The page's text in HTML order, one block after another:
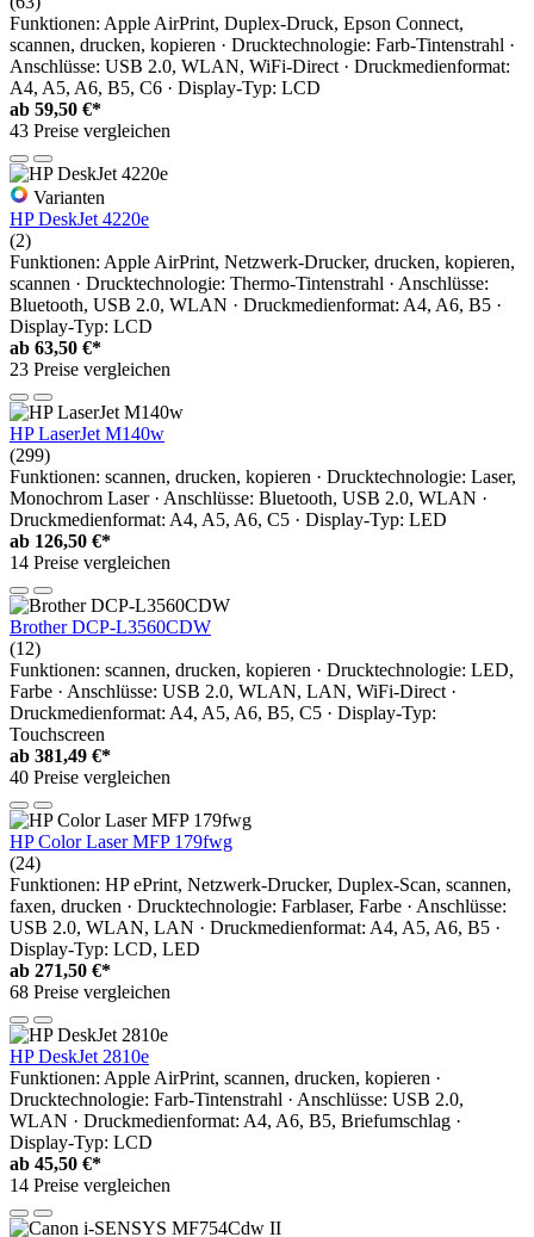
Funktionen: Apple AirPrint, Duplex-Druck, Epson Connect,
scannen, drucken, kopieren · Drucktechnologie: Farb-Tintenstrahl ·
Anschlüsse: USB 2.0, WLAN, WiFi-Direct · Druckmedienformat:
A4, A5, A6, B5, C6 · Display-Typ: LCD
ab 59,50 €*
43 Preise vergleichen
Varianten
HP DeskJet 4220e
(2)
Funktionen: Apple AirPrint, Netzwerk-Drucker, drucken, kopieren,
scannen · Drucktechnologie: Thermo-Tintenstrahl · Anschlüsse:
Bluetooth, USB 2.0, WLAN · Druckmedienformat: A4, A6, B5 ·
Display-Typ: LCD
ab 63,50 €*
23 Preise vergleichen
HP LaserJet M140w
(299)
Funktionen: scannen, drucken, kopieren · Drucktechnologie: Laser,
Monochrom Laser · Anschlüsse: Bluetooth, USB 2.0, WLAN ·
Druckmedienformat: A4, A5, A6, C5 · Display-Typ: LED
ab 126,50 €*
14 Preise vergleichen
Brother DCP-L3560CDW
(12)
Funktionen: scannen, drucken, kopieren · Drucktechnologie: LED,
Farbe · Anschlüsse: USB 2.0, WLAN, LAN, WiFi-Direct ·
Druckmedienformat: A4, A5, A6, B5, C5 · Display-Typ:
Touchscreen
ab 381,49 €*
40 Preise vergleichen
HP Color Laser MFP 179fwg
(24)
Funktionen: HP ePrint, Netzwerk-Drucker, Duplex-Scan, scannen,
faxen, drucken · Drucktechnologie: Farblaser, Farbe · Anschlüsse:
USB 2.0, WLAN, LAN · Druckmedienformat: A4, A5, A6, B5 ·
Display-Typ: LCD, LED
ab 271,50 €*
68 Preise vergleichen
HP DeskJet 2810e
Funktionen: Apple AirPrint, scannen, drucken, kopieren ·
Drucktechnologie: Farb-Tintenstrahl · Anschlüsse: USB 2.0,
WLAN · Druckmedienformat: A4, A6, B5, Briefumschlag ·
Display-Typ: LCD
ab 45,50 €*
14 Preise vergleichen